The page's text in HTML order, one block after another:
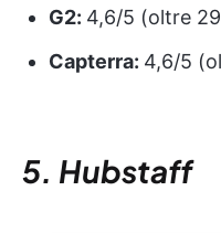
G2: 4,6/5 (oltre
Capterra: 4,6/5
5. Hubstaff